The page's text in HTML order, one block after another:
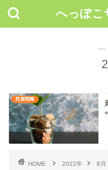
へっぽこ
―
投資戦略
HOME 2022年 8月